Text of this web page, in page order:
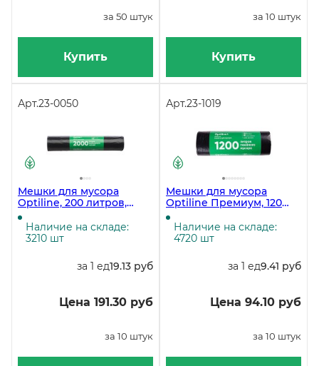
за 50 штук
Купить
за 10 штук
Купить
Арт.23-0050
Мешки для мусора
Optiline, 200 литров,
90х130 см, 35 мкм, в
рулоне 10 штук
Наличие на складе:
3210 шт
за 1 ед19.13 руб
Цена 191.30 руб
за 10 штук
Арт.23-1019
Мешки для мусора
Optiline Премиум, 120
литров, 70х110 см, 16 мкм,
черные, в рулоне 10
штук, в коробе 400 штук
Наличие на складе:
4720 шт
за 1 ед9.41 руб
Цена 94.10 руб
за 10 штук